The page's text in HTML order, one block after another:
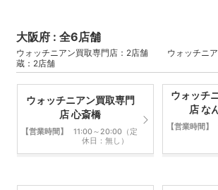
大阪府 : 全6店舗
ウォッチニアン買取専門店：2店舗 ウォッチ
蔵：2店舗
ウォッチニアン買取専門
店 心斎橋
【営業時間】
11:00～20:00（定
休日：無し）
ウォッチ
店 な
【営業時間】